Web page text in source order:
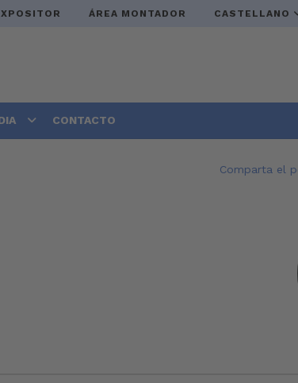
ÁREA MONTADOR CASTELLANO
CONTACTO
Comparta el